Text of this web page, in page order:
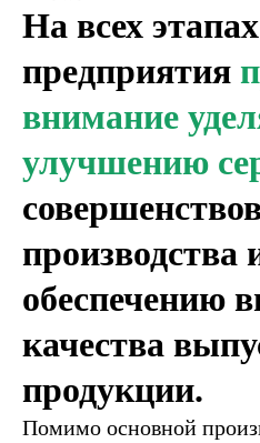
На всех
предприятия
внимание
улучшению
производства
обеспечению
качества
продукции.
Помимо основной